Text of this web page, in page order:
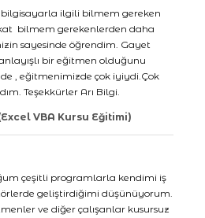
bilgisayarla ilgili bilmem gereken
bilmem gerekenlerden daha
sayesinde öğrendim. Gayet
anlayışlı bir eğitmen olduğunu
, eğitmenimizde çok iyiydi.Çok
Teşekkürler Arı Bilgi.
VBA Kursu Eğitimi)
çeşitli programlarla kendimi iş
geliştirdiğimi düşünüyorum.
ve diğer çalışanlar kusursuz